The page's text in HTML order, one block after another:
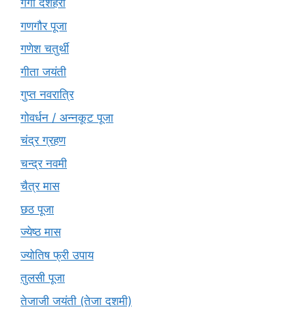
गंगा दशहरा
गणगौर पूजा
गणेश चतुर्थी
गीता जयंती
गुप्त नवरात्रि
गोवर्धन / अन्नकूट पूजा
चंद्र ग्रहण
चन्द्र नवमी
चैत्र मास
छठ पूजा
ज्येष्ठ मास
ज्योतिष फ्री उपाय
तुलसी पूजा
तेजाजी जयंती (तेजा दशमी)